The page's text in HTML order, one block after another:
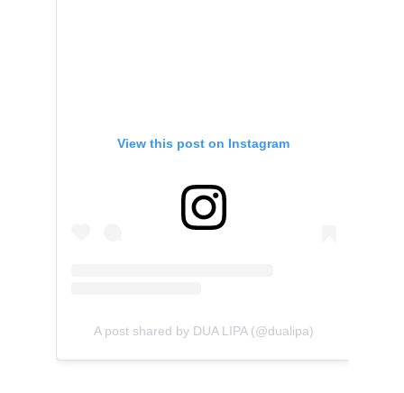
View this post on Instagram
A post shared by DUA LIPA (@dualipa)